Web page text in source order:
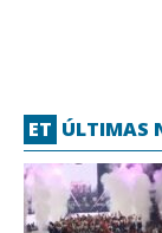
ET ÚLTIMAS